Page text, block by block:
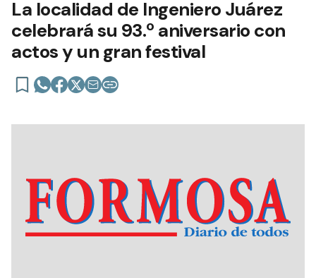
La localidad de Ingeniero Juárez
celebrará su 93.º aniversario con
actos y un gran festival